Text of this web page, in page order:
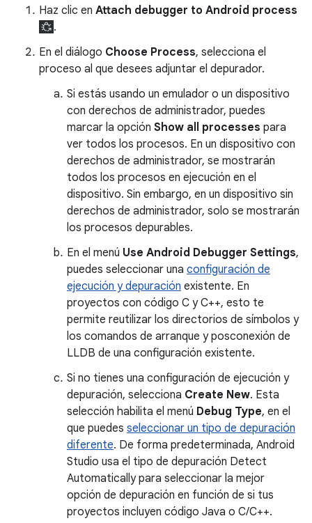
Haz clic en Attach debugger to Android process
.
En el diálogo Choose Process, selecciona el
proceso al que desees adjuntar el depurador.
Si estás usando un emulador o un dispositivo
con derechos de administrador, puedes
marcar la opción Show all processes para
ver todos los procesos. En un dispositivo con
derechos de administrador, se mostrarán
todos los procesos en ejecución en el
dispositivo. Sin embargo, en un dispositivo sin
derechos de administrador, solo se mostrarán
los procesos depurables.
En el menú Use Android Debugger Settings,
puedes seleccionar una configuración de
ejecución y depuración existente. En
proyectos con código C y C++, esto te
permite reutilizar los directorios de símbolos y
los comandos de arranque y posconexión de
LLDB de una configuración existente.
Si no tienes una configuración de ejecución y
depuración, selecciona Create New. Esta
selección habilita el menú Debug Type, en el
que puedes seleccionar un tipo de depuración
diferente. De forma predeterminada, Android
Studio usa el tipo de depuración Detect
Automatically para seleccionar la mejor
opción de depuración en función de si tus
proyectos incluyen código Java o C/C++.